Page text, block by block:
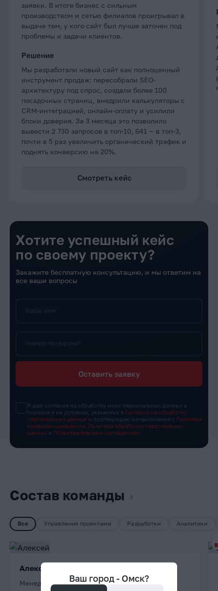
Смотреть кейс
заявки. В итоге бизнес с сильным
производством и сетью филиалов проигрывал в
выдаче тем, у кого сайт был лучше заточен под
проблемы и задачи клиентов.
Решение
Мы разработали новый сайт как полноценный
инструмент продаж: пересобрали SEO-
архитектуру под спрос, создали более 100
посадочных страниц, внедрили калькуляторы с
CRM-интеграцией, онлайн-оплату и усилили
блоки доверия. За 3 месяца это позволило
вывести 2 730 запросов в топ-10, 641 — в топ-3,
почти в 5 раз увеличить органический трафик и
поднять конверсию на 20%.
Хотите успешный кейс
по своему проекту?
Закажите бесплатную консультацию, и мы ответим на
все ваши вопросы
Оставить заявку
Я даю согласие на обработку моих персональных данных в
порядке и на условиях, указанных в Согласие на обработку
персональных данных и подтверждаю ознакомление с Политика
конфиденциальности
Политика обработки персональных
данных и Пользовательским соглашением
Состав команды
Все Управления проектами Разработки Аналитики
Алексей
Менеджер проектовВаш город - Омск?